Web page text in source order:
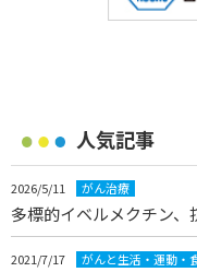
人気記事
2026/5/11 がん治療
多標的イベルメクチン
2021/7/17 がんと生活・運動・